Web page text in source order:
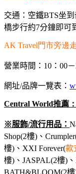
交通：空鐵BTS坐
橋步行約7分鐘即可
AK Travel門市旁邊
營業時間：10：00
網址/品牌一覽表：
Central World推薦：
※服飾/流行用品：
Shop(2樓)、
樓)、XXI Forever(款
樓)、JASPAL(2樓)、
BATH&BLOOM(2